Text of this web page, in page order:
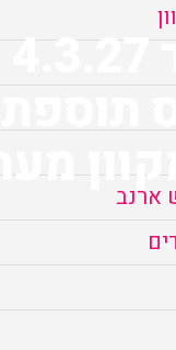
תוספת
ארנב